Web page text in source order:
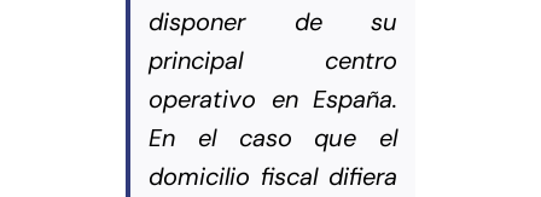
disponer de su
principal centro
operativo en España.
En el caso que el
domicilio fiscal difiera